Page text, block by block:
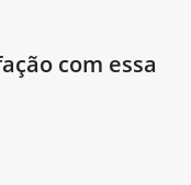
com essa